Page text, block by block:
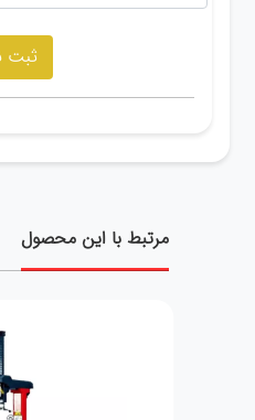
مرتبط با این محصول